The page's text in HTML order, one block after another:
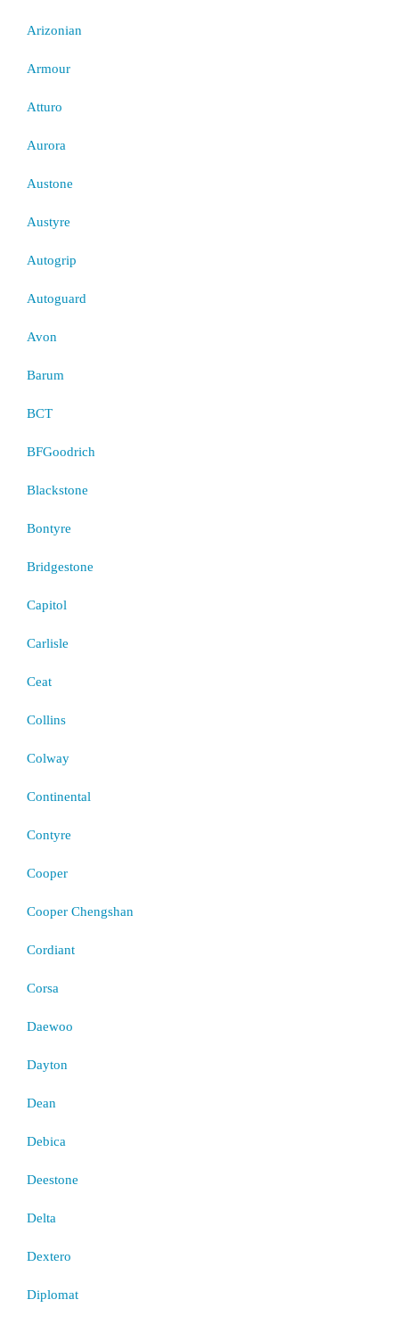
Arizonian
Armour
Atturo
Aurora
Austone
Austyre
Autogrip
Autoguard
Avon
Barum
BCT
BFGoodrich
Blackstone
Bontyre
Bridgestone
Capitol
Carlisle
Ceat
Collins
Colway
Continental
Contyre
Cooper
Cooper Chengshan
Cordiant
Corsa
Daewoo
Dayton
Dean
Debica
Deestone
Delta
Dextero
Diplomat